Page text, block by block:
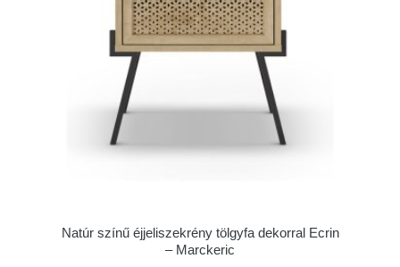
Natúr színű éjjeliszekrény tölgyfa dekorral Ecrin
– Marckeric